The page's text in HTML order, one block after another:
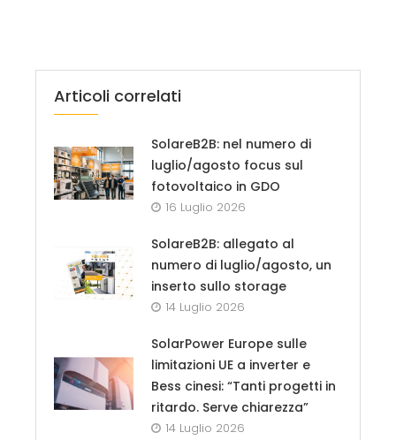
Articoli correlati
SolareB2B: nel numero di
luglio/agosto focus sul
fotovoltaico in GDO
16 Luglio 2026
SolareB2B: allegato al
numero di luglio/agosto, un
inserto sullo storage
14 Luglio 2026
SolarPower Europe sulle
limitazioni UE a inverter e
Bess cinesi: “Tanti progetti in
ritardo. Serve chiarezza”
14 Luglio 2026